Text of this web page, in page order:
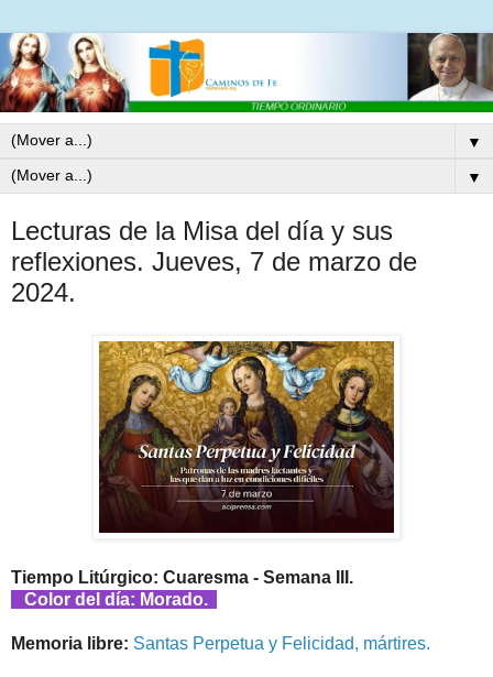
▼
▼
Lecturas de la Misa del día y sus
reflexiones. Jueves, 7 de marzo de
2024.
Tiempo Litúrgico: Cuaresma - Semana III.
Color del día: Morado.
Memoria libre: Santas Perpetua y Felicidad, mártires.